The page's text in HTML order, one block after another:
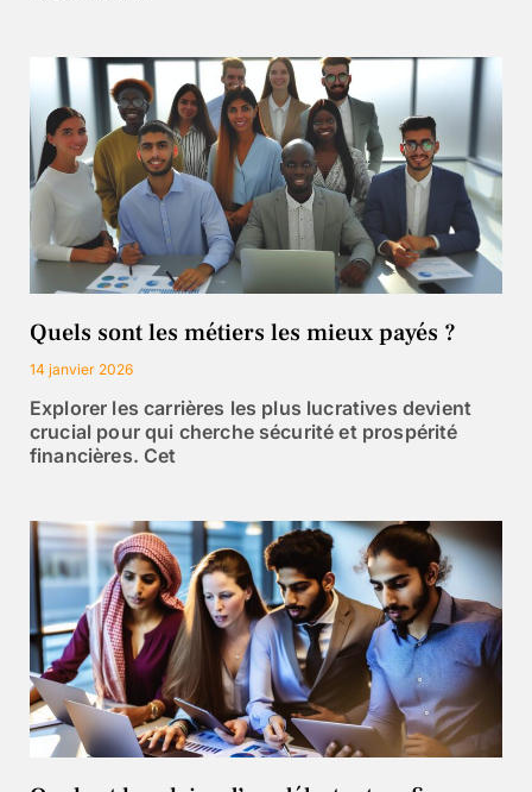
Quels sont les métiers les mieux payés ?
14 janvier 2026
Explorer les carrières les plus lucratives devient
crucial pour qui cherche sécurité et prospérité
financières. Cet